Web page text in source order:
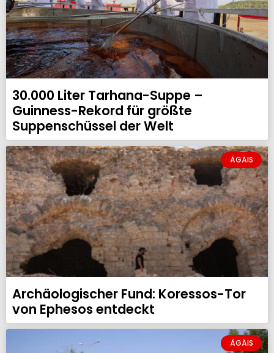
30.000 Liter Tarhana-Suppe –
Guinness-Rekord für größte
Suppenschüssel der Welt
ÄGÄIS
Archäologischer Fund: Koressos-Tor
von Ephesos entdeckt
ÄGÄIS